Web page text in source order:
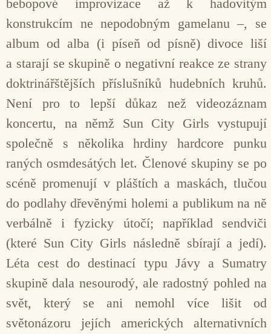
bebopové improvizace až k hadovitým
konstrukcím ne nepodobným gamelanu –, se
album od alba (i píseň od písně) divoce liší
a starají se skupině o negativní reakce ze strany
doktrinářštějších příslušníků hudebních kruhů.
Není pro to lepší důkaz než videozáznam
koncertu, na němž Sun City Girls vystupují
společně s několika hrdiny hardcore punku
raných osmdesátých let. Členové skupiny se po
scéně promenují v pláštích a maskách, tlučou
do podlahy dřevěnými holemi a publikum na ně
verbálně i fyzicky útočí; například sendviči
(které Sun City Girls následně sbírají a jedí).
Léta cest do destinací typu Jávy a Sumatry
skupině dala nesourodý, ale radostný pohled na
svět, který se ani nemohl více lišit od
světonázoru jejích amerických alternativních